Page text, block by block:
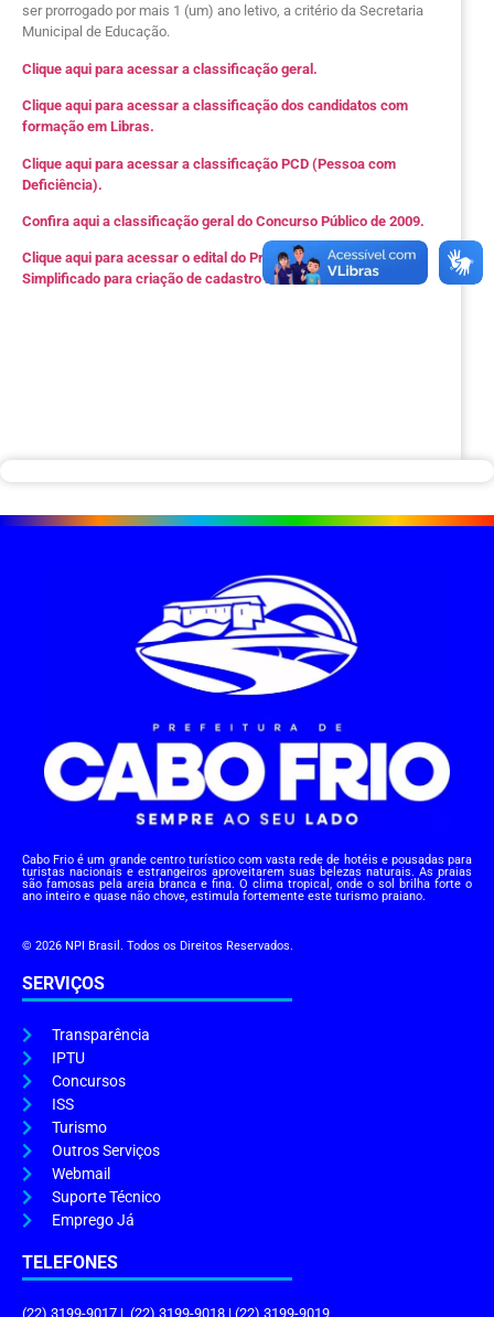
ser prorrogado por mais 1 (um) ano letivo, a critério da Secretaria
Municipal de Educação.
Clique aqui para acessar a classificação geral.
Clique aqui para acessar a classificação dos candidatos com
formação em Libras.
Clique aqui para acessar a classificação PCD (Pessoa com
Deficiência).
Confira aqui a classificação geral do Concurso Público de 2009.
Clique aqui para acessar o edital do Processo Seletivo
Simplificado para criação de cadastro reserva.
Cabo Frio é um grande centro turístico com vasta rede de hotéis e pousadas para
turistas nacionais e estrangeiros aproveitarem suas belezas naturais. As praias
são famosas pela areia branca e fina. O clima tropical, onde o sol brilha forte o
ano inteiro e quase não chove, estimula fortemente este turismo praiano.
© 2026 NPI Brasil. Todos os Direitos Reservados.
SERVIÇOS
Transparência
IPTU
Concursos
ISS
Turismo
Outros Serviços
Webmail
Suporte Técnico
Emprego Já
TELEFONES
(22) 3199-9017 | (22) 3199-9018 | (22) 3199-9019